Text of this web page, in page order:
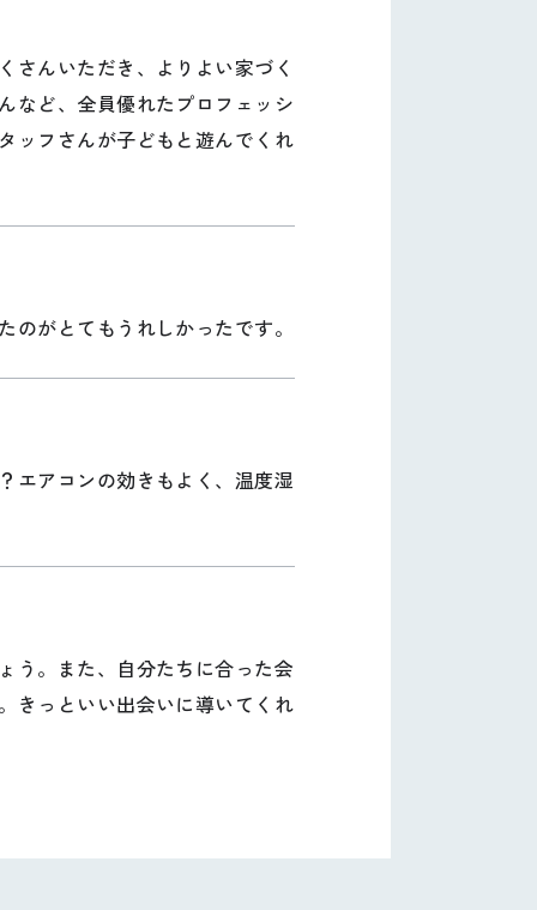
さんいただき、よりよい家づく
など、全員優れたプロフェッシ
ッフさんが子どもと遊んでくれ
がとてもうれしかったです。
エアコンの効きもよく、温度湿
う。また、自分たちに合った会
きっといい出会いに導いてくれ